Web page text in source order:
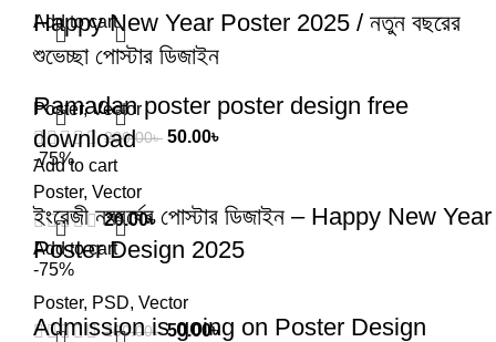
Add to cart
Happy New Year Poster 2025 / নতুন বছরের
শুভেচ্ছা পোস্টার ডিজাইন
Poster,Vector
200.00৳ 50.00৳
Add to cart
Ramadan poster poster design free
download
Poster, Vector
20.00৳
Add to cart
-75%
ইংরেজী নববর্ষের পোস্টার ডিজাইন – Happy New Year
Poster Design 2025
Poster, PSD, Vector
200.00৳ 50.00৳
-75%
Admission is going on Poster Design